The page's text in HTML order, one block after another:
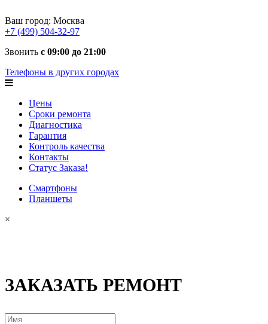
Ваш город: Москва
+7 (499) 504-32-97
Звонить с 09:00 до 21:00
Телефоны в других городах
Цены
Сроки ремонта
Диагностика
Гарантия
Контроль качества
Контакты
Статус Заказа!
Смартфоны
Планшеты
×
ЗАКАЗАТЬ РЕМОНТ